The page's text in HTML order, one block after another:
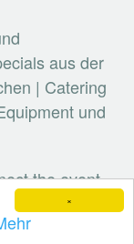
×
aus der
| Catering
und
the event
/
und mehr